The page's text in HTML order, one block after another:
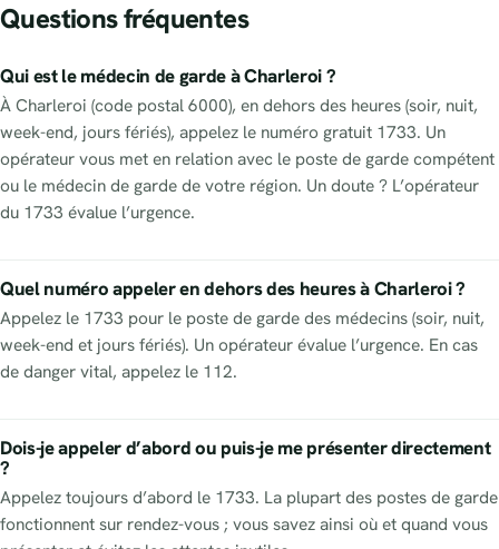
Questions fréquentes
Qui est le médecin de garde à Charleroi ?
À Charleroi (code postal 6000), en dehors des heures (soir, nuit,
week-end, jours fériés), appelez le numéro gratuit 1733. Un
opérateur vous met en relation avec le poste de garde compétent
ou le médecin de garde de votre région. Un doute ? L’opérateur
du 1733 évalue l’urgence.
Quel numéro appeler en dehors des heures à Charleroi ?
Appelez le 1733 pour le poste de garde des médecins (soir, nuit,
week-end et jours fériés). Un opérateur évalue l’urgence. En cas
de danger vital, appelez le 112.
Dois-je appeler d’abord ou puis-je me présenter directement
?
Appelez toujours d’abord le 1733. La plupart des postes de garde
fonctionnent sur rendez-vous ; vous savez ainsi où et quand vous